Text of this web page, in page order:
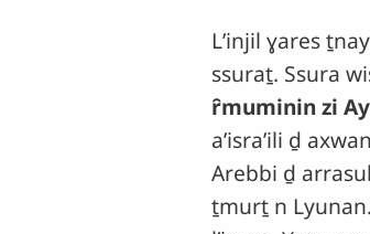
Lʼinjil ɣares
ssuraṯ. Ssura
ȓmuminin zi Ay
aʼisraʼili ḏ
Arebbi ḏ
ṯmurṯ n